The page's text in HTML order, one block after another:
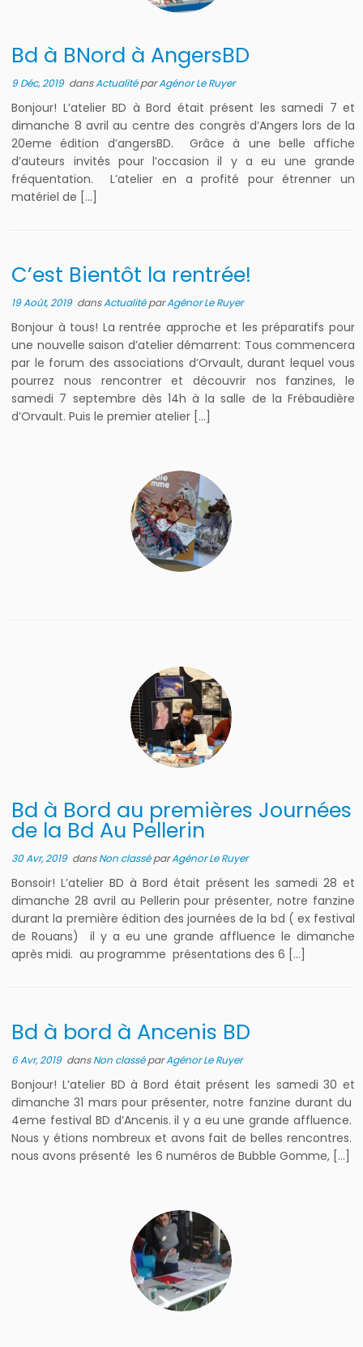
Bd à BNord à AngersBD
9 Déc, 2019dansActualitéparAgénor Le Ruyer
Bonjour! L’atelier BD à Bord était présent les samedi 7 et
dimanche 8 avril au centre des congrès d’Angers lors de la
20eme édition d’angersBD. Grâce à une belle affiche
d’auteurs invités pour l’occasion il y a eu une grande
fréquentation. L’atelier en a profité pour étrenner un
matériel de […]
C’est Bientôt la rentrée!
19 Août, 2019dansActualitéparAgénor Le Ruyer
Bonjour à tous! La rentrée approche et les préparatifs pour
une nouvelle saison d’atelier démarrent: Tous commencera
par le forum des associations d’Orvault, durant lequel vous
pourrez nous rencontrer et découvrir nos fanzines, le
samedi 7 septembre dès 14h à la salle de la Frébaudière
d’Orvault. Puis le premier atelier […]
Bd à Bord au premières Journées
de la Bd Au Pellerin
30 Avr, 2019dansNon classéparAgénor Le Ruyer
Bonsoir! L’atelier BD à Bord était présent les samedi 28 et
dimanche 28 avril au Pellerin pour présenter, notre fanzine
durant la première édition des journées de la bd ( ex festival
de Rouans) il y a eu une grande affluence le dimanche
après midi. au programme présentations des 6 […]
Bd à bord à Ancenis BD
6 Avr, 2019dansNon classéparAgénor Le Ruyer
Bonjour! L’atelier BD à Bord était présent les samedi 30 et
dimanche 31 mars pour présenter, notre fanzine durant du
4eme festival BD d’Ancenis. il y a eu une grande affluence.
Nous y étions nombreux et avons fait de belles rencontres.
nous avons présenté les 6 numéros de Bubble Gomme, […]